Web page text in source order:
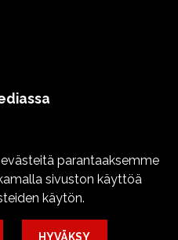
parantaaksemme
sivuston käyttöä
käytön.
HYVÄKSY